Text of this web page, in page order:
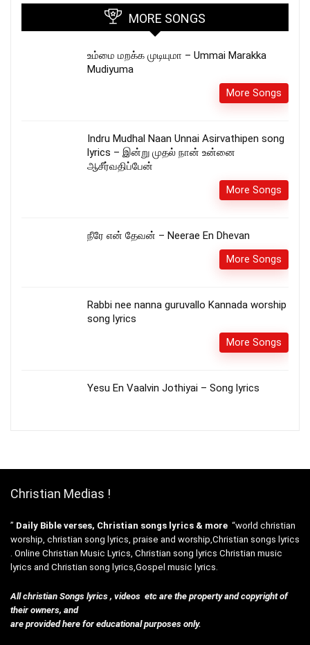
MORE SONGS
உம்மை மறக்க முடியுமா – Ummai Marakka
Mudiyuma
More Songs
Indru Mudhal Naan Unnai Asirvathipen song
lyrics – இன்று முதல் நான் உன்னை
ஆசீர்வதிப்பேன்
More Songs
நீரே என் தேவன் – Neerae En Dhevan
More Songs
Rabbi nee nanna guruvallo Kannada worship
song lyrics
More Songs
Yesu En Vaalvin Jothiyai – Song lyrics
Christian Medias !
” Daily Bible verses, Christian songs lyrics & more “world christian
worship, christian song lyrics, praise and worship,Christian songs lyrics
. Online Christian Music Lyrics, Christian song lyrics Christian music
lyrics and Christian song lyrics,Gospel music lyrics.
All christian Songs lyrics , videos etc are the property and copyright of
their owners, and
are provided here for educational purposes only.